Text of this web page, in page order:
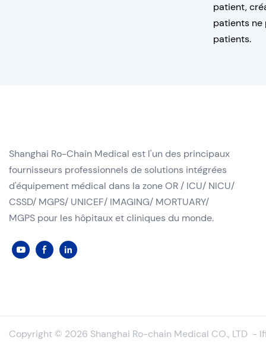
patient,
patients ne
patients.
Shanghai Ro-Chain Medical est l'un des principaux
fournisseurs professionnels de solutions intégrées
d'équipement médical dans la zone OR / ICU/ NICU/
CSSD/ MGPS/ UNICEF/ IMAGING/ MORTUARY/
MGPS pour les hôpitaux et cliniques du monde.
Copyright © 2026 Shanghai Ro-chain Medical CO., LTD -